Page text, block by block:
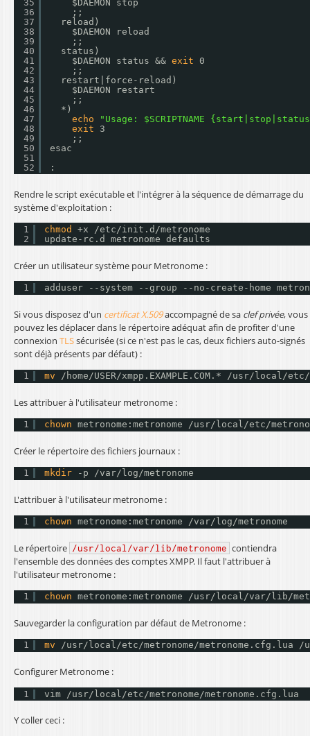
35
36
37
38
39
40
41
42
43
44
45
46
47
48
49
50
51
52
$DAEMON stop
;;
reload)
$DAEMON reload
;;
status)
$DAEMON status && exit
0
;;
restart|force-reload)
$DAEMON restart
;;
*)
echo
"Usage: $SCRIPTNAME
exit
3
;;
esac
:
Rendre le script exécutable et l'intégrer à la séquence de démarrage du
système d'exploitation :
1
2
chmod +x /etc/init .d /metronome
update-rc.d metronome defaults
Créer un utilisateur système pour Metronome :
1 adduser --system --group --no-create-home
Si vous disposez d'un certificat X.509accompagné de sa clef privée, vous
pouvez les déplacer dans le répertoire adéquat afin de profiter d'une
connexion TLSsécurisée (si ce n'est pas le cas, deux fichiers auto-signés
sont déjà présents par défaut) :
1 mv /home/USER/xmpp .EXAMPLE.COM.* /usr/local/etc/
Les attribuer à l'utilisateur metronome :
1 chown metronome:metronome /usr/local/etc/
Créer le répertoire des fichiers journaux :
1 mkdir -p /var/log/metronome
L'attribuer à l'utilisateur metronome :
1 chown metronome:metronome /var/log/metronome
Le répertoire /usr/local/var/lib/metronome contiendra
l'ensemble des données des comptes XMPP. Il faut l'attribuer à
l'utilisateur metronome :
1 chown metronome:metronome /usr/local/var/lib/
Sauvegarder la configuration par défaut de Metronome :
1 mv /usr/local/etc/metronome/metronome .cfg.lua /
Configurer Metronome :
1 vim /usr/local/etc/metronome/metronome .cfg.lua
Y coller ceci :